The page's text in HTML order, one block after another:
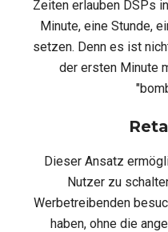
Zeiten erlauben DSPs
Minute, eine Stunde,
setzen. Denn es ist
der ersten Minute
Dieser Ansatz
Nutzer zu
Werbetreibenden
haben, ohne die